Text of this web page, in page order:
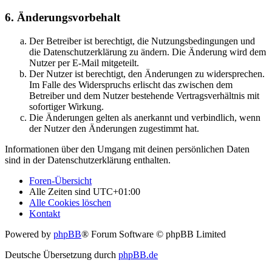
6. Änderungsvorbehalt
Der Betreiber ist berechtigt, die Nutzungsbedingungen und
die Datenschutzerklärung zu ändern. Die Änderung wird dem
Nutzer per E-Mail mitgeteilt.
Der Nutzer ist berechtigt, den Änderungen zu widersprechen.
Im Falle des Widerspruchs erlischt das zwischen dem
Betreiber und dem Nutzer bestehende Vertragsverhältnis mit
sofortiger Wirkung.
Die Änderungen gelten als anerkannt und verbindlich, wenn
der Nutzer den Änderungen zugestimmt hat.
Informationen über den Umgang mit deinen persönlichen Daten
sind in der Datenschutzerklärung enthalten.
Foren-Übersicht
Alle Zeiten sind UTC+01:00
Alle Cookies löschen
Kontakt
Powered by phpBB® Forum Software © phpBB Limited
Deutsche Übersetzung durch phpBB.de